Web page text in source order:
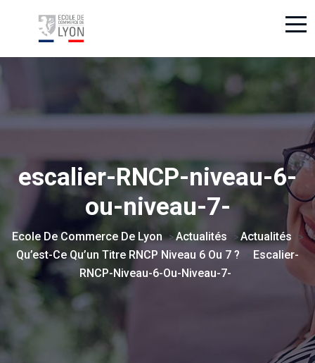
escalier-RNCP-niveau-6-
ou-niveau-7-
Ecole De Commerce De Lyon >Actualités >Actualités >
Qu’est-Ce Qu’un Titre RNCP Niveau 6 Ou 7 ?
Escalier-
RNCP-Niveau-6-Ou-Niveau-7-